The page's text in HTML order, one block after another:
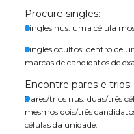
Procure singles:
Singles nus: uma célula
Singles ocultos: dentro de
marcas de candidatos de
Encontre pares e trios:
Pares/trios nus: duas/três
mesmos dois/três
células da unidade.